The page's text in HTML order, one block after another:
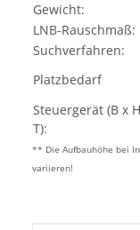
Gewicht:
LNB-Rauschmaß:
Suchverfahren:
Platzbedarf
Steuergerät (B x
T):
** Die Aufbauhöhe bei
variieren!